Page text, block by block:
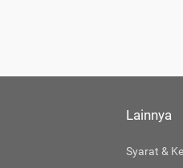
Lainnya
Syarat &